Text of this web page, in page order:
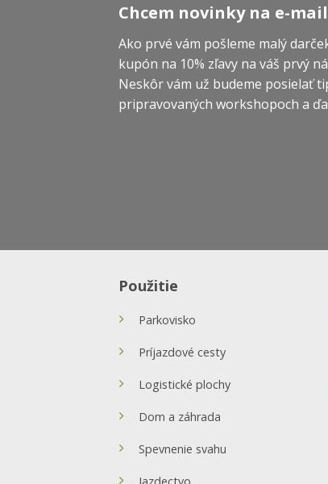
Chcem novinky na e-
Ako prvé vám pošleme malý
kupón na 10% zľavy na váš prvý
Neskôr vám už budeme posielať
pripravovaných workshopoch a
Použitie
Parkovisko
Príjazdové cesty
Logistické plochy
Dom a záhrada
Spevnenie svahu